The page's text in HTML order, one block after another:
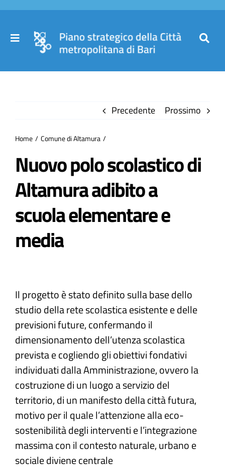
Salta
contenuto
Toggle
Partecipa
Comuni
Atti e Docunenti
Progetti
Precedente Prossimo
Home Comune di Altamura
Nuovo polo scolastico di
Altamura adibito a
scuola elementare e
media
Il progetto è stato definito sulla base dello
studio della rete scolastica esistente e delle
previsioni future, confermando il
dimensionamento dell’utenza scolastica
prevista e cogliendo gli obiettivi fondativi
individuati dalla Amministrazione, ovvero la
costruzione di un luogo a servizio del
territorio, di un manifesto della città futura,
motivo per il quale l’attenzione alla eco-
sostenibilità degli interventi e l’integrazione
massima con il contesto naturale, urbano e
sociale diviene centrale